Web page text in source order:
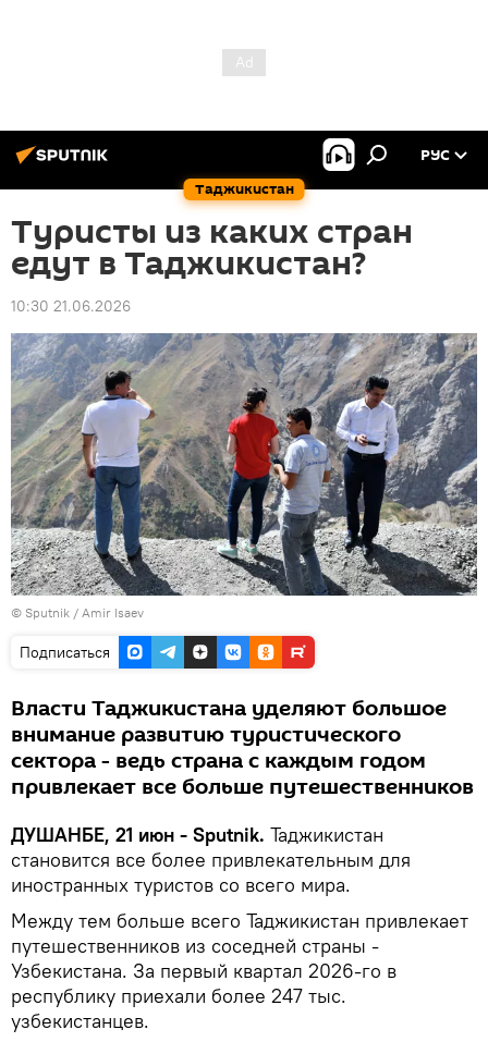
Таджикистан
РУС
Туристы из каких стран
едут в Таджикистан?
10:30 21.06.2026
© Sputnik / Amir Isaev
Подписаться
Власти Таджикистана уделяют большое
внимание развитию туристического
сектора - ведь страна с каждым годом
привлекает все больше путешественников
ДУШАНБЕ, 21 июн - Sputnik. Таджикистан
становится все более привлекательным для
иностранных туристов со всего мира.
Между тем больше всего Таджикистан привлекает
путешественников из соседней страны -
Узбекистана. За первый квартал 2026-го в
республику приехали более 247 тыс.
узбекистанцев.